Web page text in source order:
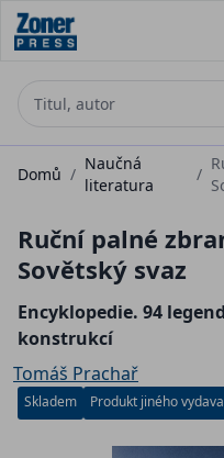
Domů /
Naučná
literatura
/
Ruční palné
Sovětský svaz
Encyklopedie. 94
konstrukcí
Tomáš Prachař
Skladem Produkt jiného